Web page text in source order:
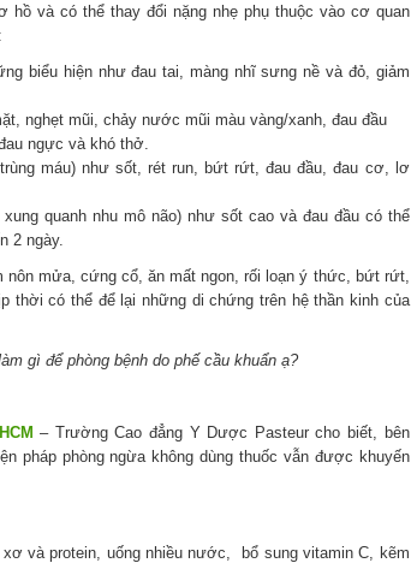
hồ và có thể thay đổi nặng nhẹ phụ thuộc vào cơ quan
biểu hiện như đau tai, màng nhĩ sưng nề và đỏ, giảm
nghẹt mũi, chảy nước mũi màu vàng/xanh, đau đầu
ngực và khó thở.
máu) như sốt, rét run, bứt rứt, đau đầu, đau cơ, lơ
quanh nhu mô não) như sốt cao và đau đầu có thể
2 ngày.
mửa, cứng cổ, ăn mất ngon, rối loạn ý thức, bứt rứt,
thời có thể để lại những di chứng trên hệ thần kinh của
gì để phòng bệnh do phế cầu khuẩn ạ?
– Trường Cao đẳng Y Dược Pasteur cho biết, bên
pháp phòng ngừa không dùng thuốc vẫn được khuyến
và protein, uống nhiều nước, bổ sung vitamin C, kẽm